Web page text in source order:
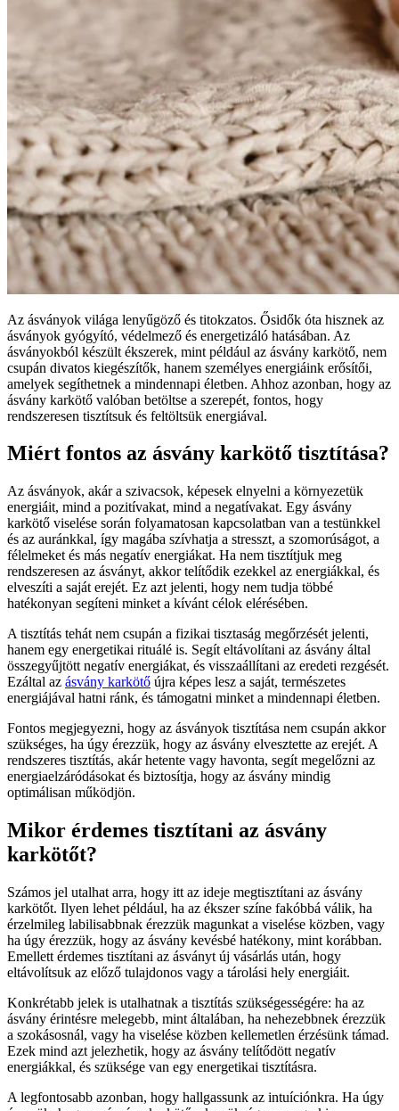
Az ásványok világa lenyűgöző és titokzatos. Ősidők óta hisznek az
ásványok gyógyító, védelmező és energetizáló hatásában. Az
ásványokból készült ékszerek, mint például az ásvány karkötő, nem
csupán divatos kiegészítők, hanem személyes energiáink erősítői,
amelyek segíthetnek a mindennapi életben. Ahhoz azonban, hogy az
ásvány karkötő valóban betöltse a szerepét, fontos, hogy
rendszeresen tisztítsuk és feltöltsük energiával.
Miért fontos az ásvány karkötő tisztítása?
Az ásványok, akár a szivacsok, képesek elnyelni a környezetük
energiáit, mind a pozitívakat, mind a negatívakat. Egy ásvány
karkötő viselése során folyamatosan kapcsolatban van a testünkkel
és az auránkkal, így magába szívhatja a stresszt, a szomorúságot, a
félelmeket és más negatív energiákat. Ha nem tisztítjuk meg
rendszeresen az ásványt, akkor telítődik ezekkel az energiákkal, és
elveszíti a saját erejét. Ez azt jelenti, hogy nem tudja többé
hatékonyan segíteni minket a kívánt célok elérésében.
A tisztítás tehát nem csupán a fizikai tisztaság megőrzését jelenti,
hanem egy energetikai rituálé is. Segít eltávolítani az ásvány által
összegyűjtött negatív energiákat, és visszaállítani az eredeti rezgését.
Ezáltal az ásvány karkötő újra képes lesz a saját, természetes
energiájával hatni ránk, és támogatni minket a mindennapi életben.
Fontos megjegyezni, hogy az ásványok tisztítása nem csupán akkor
szükséges, ha úgy érezzük, hogy az ásvány elvesztette az erejét. A
rendszeres tisztítás, akár hetente vagy havonta, segít megelőzni az
energiaelzáródásokat és biztosítja, hogy az ásvány mindig
optimálisan működjön.
Mikor érdemes tisztítani az ásvány
karkötőt?
Számos jel utalhat arra, hogy itt az ideje megtisztítani az ásvány
karkötőt. Ilyen lehet például, ha az ékszer színe fakóbbá válik, ha
érzelmileg labilisabbnak érezzük magunkat a viselése közben, vagy
ha úgy érezzük, hogy az ásvány kevésbé hatékony, mint korábban.
Emellett érdemes tisztítani az ásványt új vásárlás után, hogy
eltávolítsuk az előző tulajdonos vagy a tárolási hely energiáit.
Konkrétabb jelek is utalhatnak a tisztítás szükségességére: ha az
ásvány érintésre melegebb, mint általában, ha nehezebbnek érezzük
a szokásosnál, vagy ha viselése közben kellemetlen érzésünk támad.
Ezek mind azt jelezhetik, hogy az ásvány telítődött negatív
energiákkal, és szüksége van egy energetikai tisztításra.
A legfontosabb azonban, hogy hallgassunk az intuíciónkra. Ha úgy